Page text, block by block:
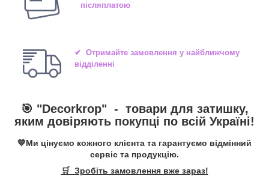
післяплатою
✔ Отримайте замовлення у найближчому
відділенні
🎯 "Decorkrop" - товари для затишку,
яким довіряють покупці по всій Україні!
💙Ми цінуємо кожного клієнта та гарантуємо відмінний
сервіс та продукцію.
🛒 Зробіть замовлення вже зараз!